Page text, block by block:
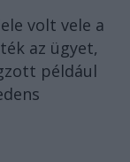
volt vele a
az ügyet,
például